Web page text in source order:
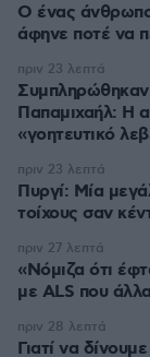
Ο ένας
άφηνε ποτέ να
Παπαμιχαήλ: Η
«γοητευτικό
πριν 23 λεπτά
Πυργί: Mία
τοίχους σαν
πριν 23 λεπτά
«Νόμιζα ότι
με ALS που
πριν 27 λεπτά
Γιατί να
πριν 28 λεπτά